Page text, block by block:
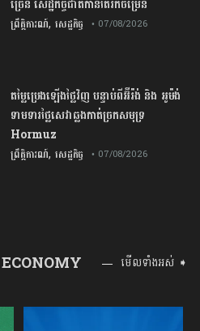
ច្រើន​ ​សេដ្ឋកិច្ច​ជាតិ​កាន់តែ​រីកចម្រើន​
ព្រឹត្តិការណ៍, សេដ្ឋកិច្ច • 07/08/2026
តម្លៃប្រេងឡើងថ្លៃវិញ បន្ទាប់ពីអ៊ីរ៉ង់ និង អូម៉ង់
ទាមទារថ្លៃសេវាឆ្លងកាត់ច្រកសមុទ្រ
Hormuz
ព្រឹត្តិការណ៍, សេដ្ឋកិច្ច • 07/08/2026
មើលទាំងអស់ ➧